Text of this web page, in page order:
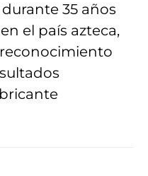
35 años
el país azteca,